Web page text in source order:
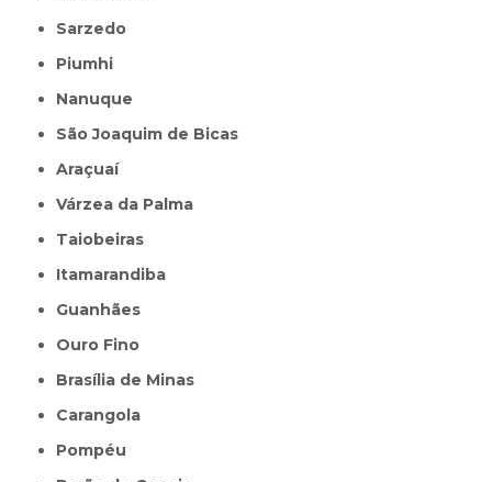
Sarzedo
Piumhi
Nanuque
São Joaquim de Bicas
Araçuaí
Várzea da Palma
Taiobeiras
Itamarandiba
Guanhães
Ouro Fino
Brasília de Minas
Carangola
Pompéu